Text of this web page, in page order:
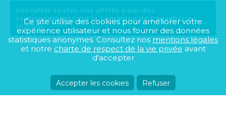
consulter toutes nos offres pour des
stationnements sur la commune de Esquéhéries
(02170)
Ce site utilise des cookies pour améliorer votre
expérience utilisateur et nous fournir des données
statistiques anonymes. Consultez nos mentions légales
et notre charte de respect de la vie privée avant
d'accepter
Accepter les cookies Refuser